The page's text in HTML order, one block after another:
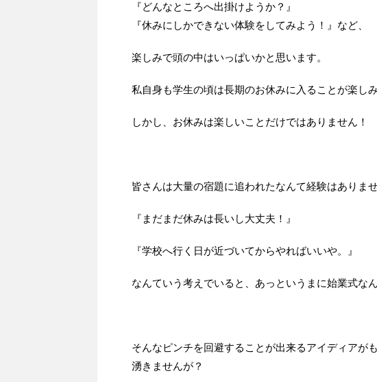
『どんなところへ出掛けようか？』
『休みにしかできない体験をしてみよう！』など、
楽しみで頭の中はいっぱいかと思います。
私自身も学生の頃は長期のお休みに入ることが楽し
しかし、お休みは楽しいことだけではありません！
皆さんは大量の宿題に追われたなんて経験はありま
『まだまだ休みは長いし大丈夫！』
『学校へ行く日が近づいてからやればいいや。』
なんていう考えでいると、あっというまに始業式な
そんなピンチを回避することが出来るアイディアが
湧きませんが？